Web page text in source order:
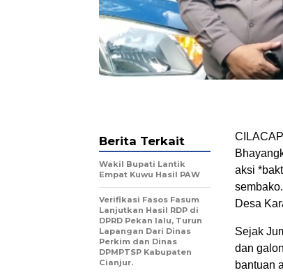
aksi
Desa
​Sejak
dan
bantuan
Berita Terkait
Wakil Bupati Lantik
Empat Kuwu Hasil PAW
Verifikasi Fasos Fasum
Lanjutkan Hasil RDP di
DPRD Pekan lalu, Turun
Lapangan Dari Dinas
Perkim dan Dinas
DPMPTSP Kabupaten
Cianjur.